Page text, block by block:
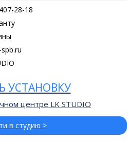
28-18
УСТАНОВКУ
центре LK STUDIO
в студию >